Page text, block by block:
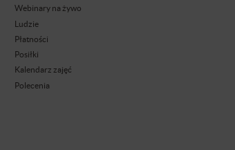
Webinary na żywo
Ludzie
Płatności
Posiłki
Kalendarz zajęć
Polecenia